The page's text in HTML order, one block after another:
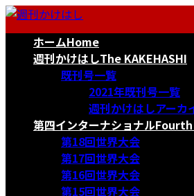
コ
ナ
ホームHome
週刊かけはしThe KAKEHASHI
既刊号一覧
2021年既刊号一覧
週刊かけはしアーカ
第四インターナショナル
第18回世界大会
第17回世界大会
第16回世界大会
第15回世界大会